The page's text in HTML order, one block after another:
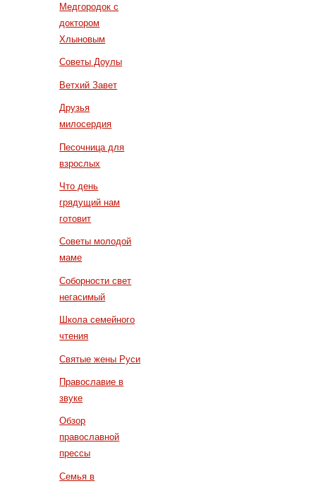
Медгородок с
доктором
Хлыновым
Советы Доулы
Ветхий Завет
Друзья
милосердия
Песочница для
взрослых
Что день
грядущий нам
готовит
Советы молодой
маме
Соборности свет
негасимый
Школа семейного
чтения
Святые жены Руси
Православие в
звуке
Обзор
православной
прессы
Семья в